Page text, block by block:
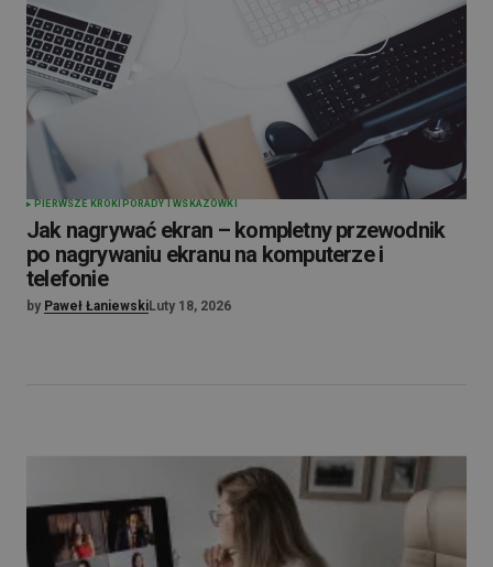
PIERWSZE KROKI PORADY I WSKAZÓWKI
Jak nagrywać ekran – kompletny przewodnik
po nagrywaniu ekranu na komputerze i
telefonie
by Paweł ŁaniewskiLuty 18, 2026